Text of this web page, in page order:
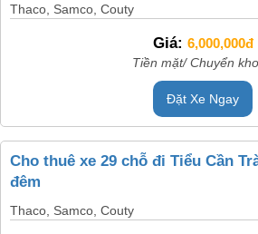
Thaco, Samco, Couty
Giá: 6,000,000đ
Tiền mặt/ Chuyển
Đặt Xe Ngay
Cho thuê xe 29 chỗ đi Tiểu Cần
đêm
Thaco, Samco, Couty